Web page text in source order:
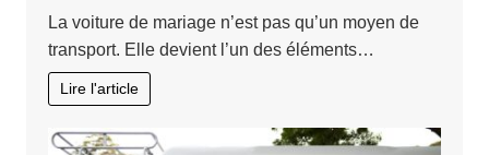
La voiture de mariage n’est pas qu’un moyen de
transport. Elle devient l’un des éléments…
Lire l'article